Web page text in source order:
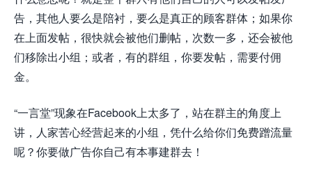
告，其他人要么是陪衬，要么是真正的顾客群体；如果你
在上面发帖，很快就会被他们删帖，次数一多，还会被他
们移除出小组；或者，有的群组，你要发帖，需要付佣
金。
“一言堂”现象在Facebook上太多了，站在群主的角度上
讲，人家苦心经营起来的小组，凭什么给你们免费蹭流量
呢？你要做广告你自己有本事建群去！